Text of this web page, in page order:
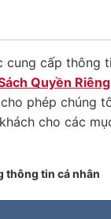
cung cấp thông
Quyền
phép chúng
cho các
thông tin cá nhân